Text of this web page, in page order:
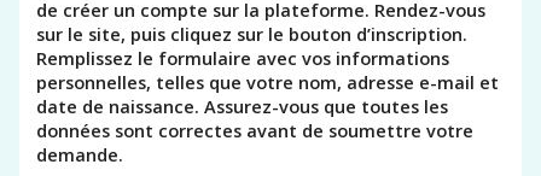
de créer un compte sur la plateforme. Rendez-vous
sur le site, puis cliquez sur le bouton d’inscription.
Remplissez le formulaire avec vos informations
personnelles, telles que votre nom, adresse e-mail et
date de naissance. Assurez-vous que toutes les
données sont correctes avant de soumettre votre
demande.